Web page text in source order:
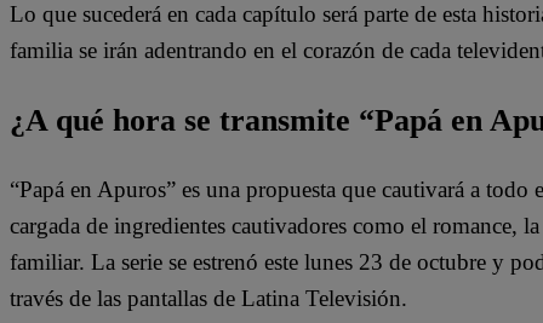
Lo que sucederá en cada capítulo será parte de esta
familia se irán adentrando en el corazón de cada
¿A qué hora se transmite “Papá en
“Papá en Apuros” es una propuesta que cautivará a
cargada de ingredientes cautivadores como el romance,
familiar. La serie se estrenó este lunes 23 de octubre y
través de las pantallas de Latina Televisión.